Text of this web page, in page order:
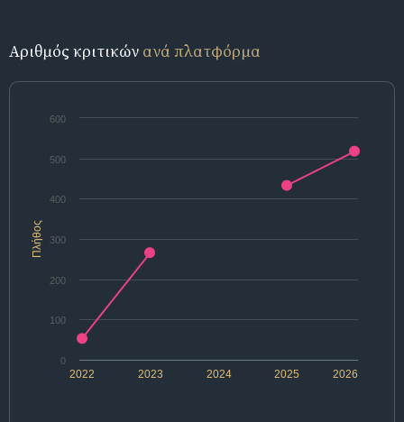
Αριθμός κριτικών ανά πλατφόρμα
Πλήθος
2022 2024 2026
2023 2025
0
100
200
300
400
500
600